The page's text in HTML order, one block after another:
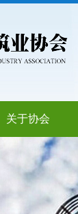
关于协会